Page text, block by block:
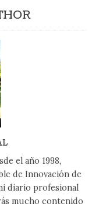
el año 1998,
de Innovación de
diario profesional
mucho contenido